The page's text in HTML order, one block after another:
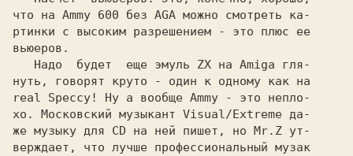
что на Ammy 600 без AGA можно смотреть ка-
ртинки с высоким разрешением - это плюс ее
вьюеров.
нуть, говорят круто - один к одному как на
real Speccy! Ну а вообще Ammy - это непло-
хо. Московский музыкант Visual/Extreme да-
же музыку для CD на ней пишет, но Mr.Z ут-
верждает, что лучше профессиональный музак